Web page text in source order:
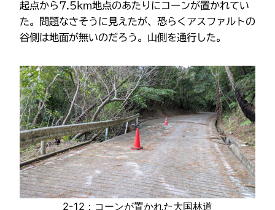
起点から7.5km地点のあたりにコーンが置かれてい
た。問題なさそうに見えたが、恐らくアスファルトの
谷側は地面が無いのだろう。山側を通行した。
2-12：コーンが置かれた大国林道